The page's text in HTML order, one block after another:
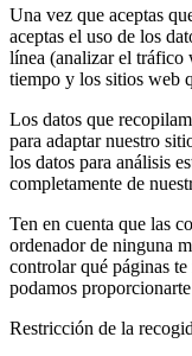
Una vez que aceptas
aceptas el uso de los
línea (analizar el tráfico
tiempo y los sitios web
Los datos que
para adaptar nuestro
los datos para análisis
completamente de
Ten en cuenta que las
ordenador de ninguna
controlar qué páginas
podamos
Restricción de la